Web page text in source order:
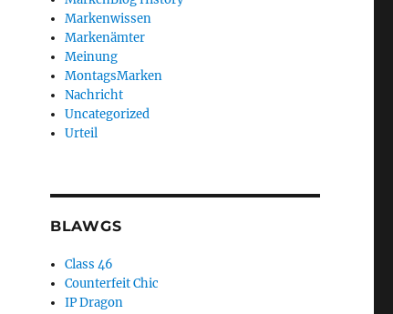
Markenwissen
Markenämter
Meinung
MontagsMarken
Nachricht
Uncategorized
Urteil
BLAWGS
Class 46
Counterfeit Chic
IP Dragon